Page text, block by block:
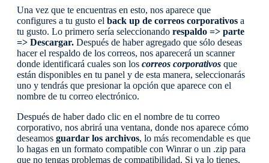
Una vez que te encuentras en esto, nos aparece que
configures a tu gusto el back up de correos corporativos a
tu gusto. Lo primero sería seleccionando respaldo => parte
=> Descargar. Después de haber agregado que sólo deseas
hacer el respaldo de los correos, nos aparecerá un scanner
donde identificará cuales son los correos corporativos que
están disponibles en tu panel y de esta manera, seleccionarás
uno y tendrás que presionar la opción que aparece con el
nombre de tu correo electrónico.
Después de haber dado clic en el nombre de tu correo
corporativo, nos abrirá una ventana, donde nos aparece cómo
deseamos guardar los archivos, lo más recomendable es que
lo hagas en un formato compatible con Winrar o un .zip para
que no tengas problemas de compatibilidad. Si ya lo tienes,